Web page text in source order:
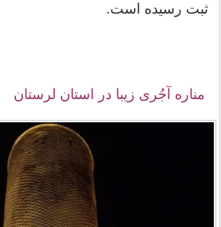
ثبت رسیده است.
مناره آجُری زیبا در استان لرستان